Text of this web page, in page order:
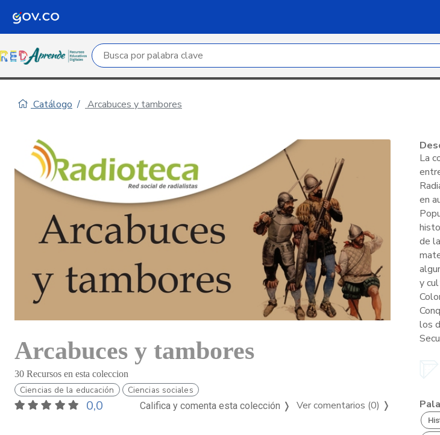
Campo de búsqueda por palabra clave
Catálogo Arcabuces y tambores
Arcabuces y tambores
30 Recursos en esta coleccion
Ciencias de la educación Ciencias sociales
0,0 Califica y comenta esta colección ❭ Ver comentarios (0) ❭
La
en
de
y
los